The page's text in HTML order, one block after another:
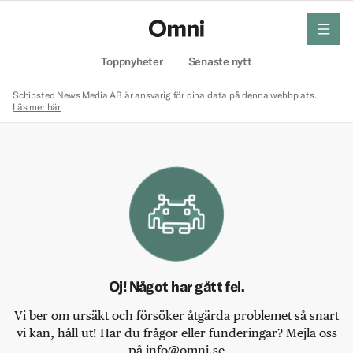
Toppnyheter Senaste nytt
meny
Schibsted News Media AB är ansvarig för dina data på denna webbplats.
Läs mer här
Oj! Något har gått fel.
Vi ber om ursäkt och försöker åtgärda problemet så snart
vi kan, håll ut! Har du frågor eller funderingar? Mejla oss